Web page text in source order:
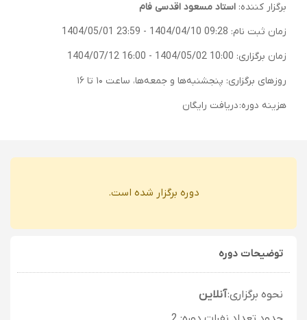
برگزار کننده: استاد مسعود اقدسی فام
زمان ثبت نام: 1404/04/10 09:28
-
1404/05/01 23:59
زمان برگزاری: 1404/05/02 10:00
-
1404/07/12 16:00
روزهای برگزاری: پنجشنبه‌ها و جمعه‌ها، ساعت ۱۰ تا ۱۶
هزینه دوره:دریافت رایگان
دوره برگزار شده است.
توضیحات دوره
نحوه برگزاری:آنلاین